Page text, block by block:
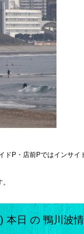
P・店前Pではインサイ
本日 の 鴨川波